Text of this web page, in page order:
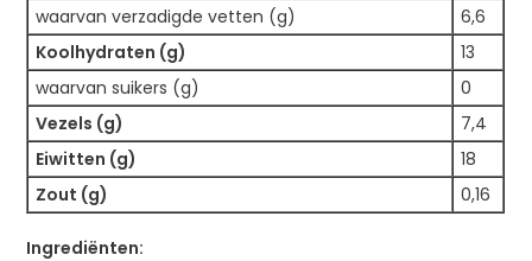
waarvan verzadigde vetten (g)
6,6
Koolhydraten (g)
13
waarvan suikers (g)
0
Vezels (g)
7,4
Eiwitten (g)
18
Zout (g)
0,16
Ingrediënten: